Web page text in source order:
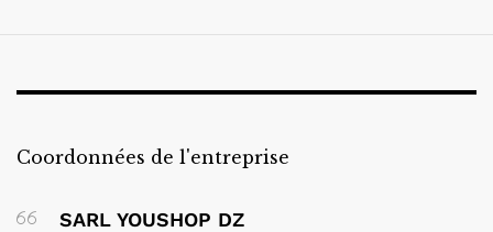
Coordonnées de l'entreprise
SARL YOUSHOP DZ